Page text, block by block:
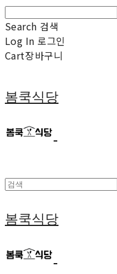
Search 검색
Log In 로그인
Cart장바구니
봄쿡식당
봄쿡식당